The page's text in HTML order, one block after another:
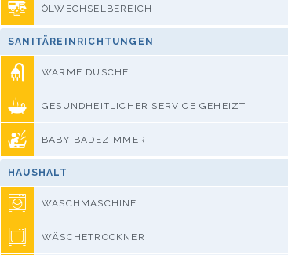
ÖLWECHSELBEREICH
SANITÄREINRICHTUNGEN
WARME DUSCHE
GESUNDHEITLICHER SERVICE GEHEIZT
BABY-BADEZIMMER
HAUSHALT
WASCHMASCHINE
WÄSCHETROCKNER